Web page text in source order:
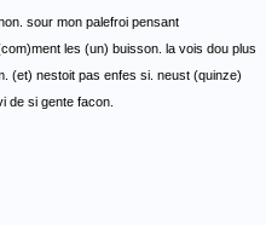
sour mon palefroi pensant
les (un) buisson. la vois dou plus
(et) nestoit pas enfes si. neust (quinze)
de si gente facon.